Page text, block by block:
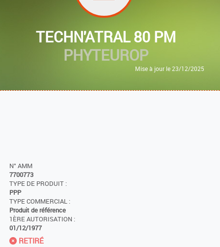
TECHN'ATRAL 80 PM
PHYTEUROP
Mise à jour le 23/12/2025
N° AMM
7700773
TYPE DE PRODUIT :
PPP
TYPE COMMERCIAL :
Produit de référence
1ÈRE AUTORISATION :
01/12/1977
RETIRÉ